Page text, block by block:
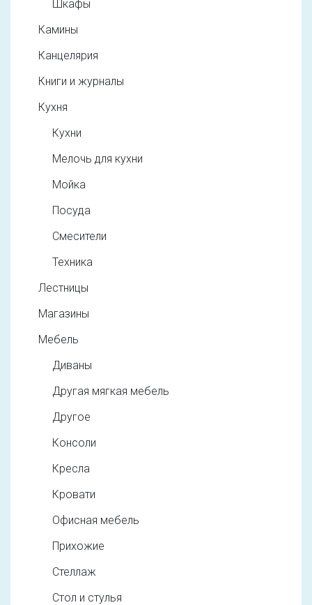
Шкафы
Камины
Канцелярия
Книги и журналы
Кухня
Кухни
Мелочь для кухни
Мойка
Посуда
Смесители
Техника
Лестницы
Магазины
Мебель
Диваны
Другая мягкая мебель
Другое
Консоли
Кресла
Кровати
Офисная мебель
Прихожие
Стеллаж
Стол и стулья